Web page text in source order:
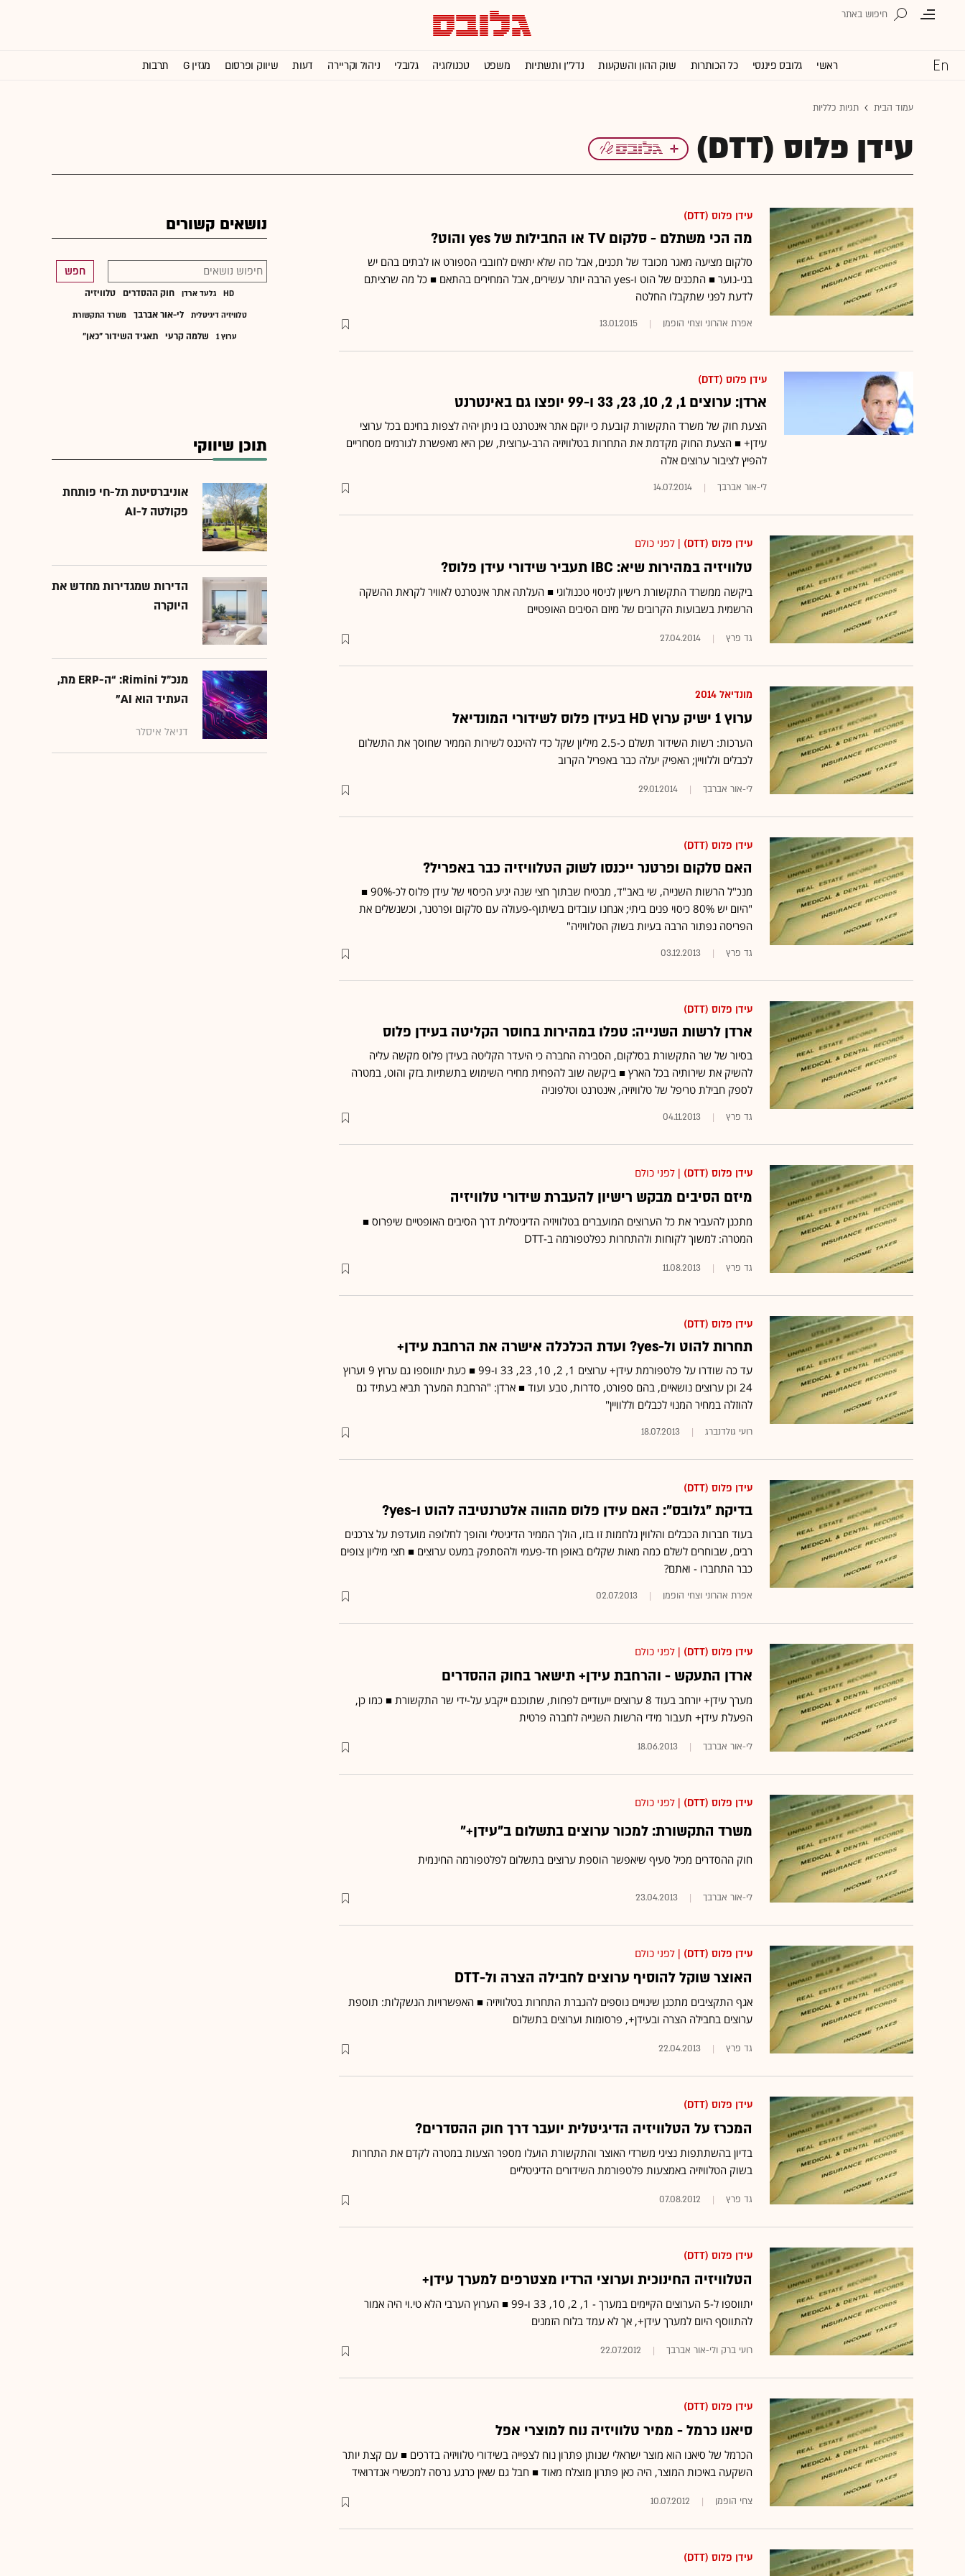
ראשי גלובס פיננסי כל הכותרות שוק ההון והשקעות נדל''ן ותשתיות משפט טכנולוגיה גלובלי ניהול וקריירה דעות שיווק ופרסום מגזין G תרבות
עמוד הבית תגיות כלליות
עידן פלוס (DTT)
עידן פלוס (DTT)
מה הכי משתלם - סלקום TV או החבילות של yes והוט?
סלקום מציעה מאגר מכובד של תכנים, אבל כזה שלא יתאים לחובבי הספורט או לבתים בהם יש
בני-נוער ■ התכנים של הוט ו-yes הרבה יותר עשירים, אבל המחירים בהתאם ■ כל מה שרציתם
לדעת לפני שתקבלו החלטה
אפרת אהרוני וצחי הופמן 13.01.2015
עידן פלוס (DTT)
ארדן: ערוצים 1, 2, 10, 23, 33 ו-99 יופצו גם באינטרנט
הצעת חוק של משרד התקשורת קובעת כי יוקם אתר אינטרנט בו ניתן יהיה לצפות בחינם בכל ערוצי
עידן+ ■ הצעת החוק מקדמת את התחרות בטלוויזיה הרב-ערוצית, שכן היא מאפשרת לגורמים מסחריים
להפיץ לציבור ערוצים אלה
לי-אור אברבך 14.07.2014
עידן פלוס (DTT) | לפני כולם
טלוויזיה במהירות שיא: IBC תעביר שידורי עידן פלוס?
ביקשה ממשרד התקשורת רישיון לניסוי טכנולוגי ■ העלתה אתר אינטרנט לאוויר לקראת ההשקה
הרשמית בשבועות הקרובים של מיזם הסיבים האופטיים
גד פרץ 27.04.2014
מונדיאל 2014
ערוץ 1 ישיק ערוץ HD בעידן פלוס לשידורי המונדיאל
הערכות: רשות השידור תשלם כ-2.5 מיליון שקל כדי להיכנס לשירות הממיר שחוסך את התשלום
לכבלים וללוויין; האפיק יעלה כבר באפריל הקרוב
לי-אור אברבך 29.01.2014
עידן פלוס (DTT)
האם סלקום ופרטנר ייכנסו לשוק הטלוויזיה כבר באפריל?
מנכ"ל הרשות השנייה, שי באב"ד, מבטיח שבתוך חצי שנה יגיע הכיסוי של עידן פלוס לכ-90% ■
"היום יש 80% כיסוי פנים ביתי; אנחנו עובדים בשיתוף-פעולה עם סלקום ופרטנר, וכשנשלים את
הפריסה נפתור הרבה בעיות בשוק הטלוויזיה"
גד פרץ 03.12.2013
עידן פלוס (DTT)
ארדן לרשות השנייה: טפלו במהירות בחוסר הקליטה בעידן פלוס
בסיור של שר התקשורת בסלקום, הסבירה החברה כי היעדר הקליטה בעידן פלוס מקשה עליה
להשיק את שירותיה בכל הארץ ■ ביקשה שוב להפחית מחירי השימוש בתשתיות בזק והוט, במטרה
לספק חבילת טריפל של טלוויזיה, אינטרנט וטלפוניה
גד פרץ 04.11.2013
עידן פלוס (DTT) | לפני כולם
מיזם הסיבים מבקש רישיון להעברת שידורי טלוויזיה
מתכנן להעביר את כל הערוצים המועברים בטלוויזיה הדיגיטלית דרך הסיבים האופטיים שיפרוס ■
המטרה: למשוך לקוחות ולהתחרות כפלטפורמה ב-DTT
גד פרץ 11.08.2013
עידן פלוס (DTT)
תחרות להוט ול-yes? ועדת הכלכלה אישרה את הרחבת עידן+
עד כה שודרו על פלטפורמת עידן+ ערוצים 1, 2, 10, 23, 33 ו-99 ■ כעת יתווספו גם ערוץ 9 וערוץ
24 וכן ערוצים נושאיים, בהם ספורט, סדרות, טבע ועוד ■ ארדן: "הרחבת המערך תביא בעתיד גם
להוזלה במחיר המנוי לכבלים וללוויין"
רועי גולדנברג 18.07.2013
עידן פלוס (DTT)
בדיקת "גלובס": האם עידן פלוס מהווה אלטרנטיבה להוט ו-yes?
בעוד חברות הכבלים והלווין נלחמות זו בזו, הולך הממיר הדיגיטלי והופך לחלופה מועדפת על צרכנים
רבים, שבוחרים לשלם כמה מאות שקלים באופן חד-פעמי ולהסתפק במעט ערוצים ■ חצי מיליון צופים
כבר התחברו - ואתם?
אפרת אהרוני וצחי הופמן 02.07.2013
עידן פלוס (DTT) | לפני כולם
ארדן התעקש - והרחבת עידן+ תישאר בחוק ההסדרים
מערך עידן+ יורחב בעוד 8 ערוצים ייעודיים לפחות, שתוכנם ייקבע על-ידי שר התקשורת ■ כמו כן,
הפעלת עידן+ תעבור מידי הרשות השנייה לחברה פרטית
לי-אור אברבך 18.06.2013
עידן פלוס (DTT) | לפני כולם
משרד התקשורת: למכור ערוצים בתשלום ב"עידן+"
חוק ההסדרים מכיל סעיף שיאפשר הוספת ערוצים בתשלום לפלטפורמה החינמית
לי-אור אברבך‏ 23.04.2013
עידן פלוס (DTT) | לפני כולם
האוצר שוקל להוסיף ערוצים לחבילה הצרה ול-DTT
אגף התקציבים מתכנן שינויים נוספים להגברת התחרות בטלוויזיה ■ האפשרויות הנשקלות: תוספת
ערוצים בחבילה הצרה ובעידן+, פרסומות וערוצים בתשלום
גד פרץ 22.04.2013
עידן פלוס (DTT)
המכרז על הטלוויזיה הדיגיטלית יועבר דרך חוק ההסדרים?
בדיון בהשתתפות נציגי משרדי האוצר והתקשורת הועלו מספר הצעות במטרה לקדם את התחרות
בשוק הטלוויזיה באמצעות פלטפורמת השידורים הדיגיטליים
גד פרץ 07.08.2012
עידן פלוס (DTT)
הטלוויזיה החינוכית וערוצי הרדיו מצטרפים למערך עידן+
יתווספו ל-5 הערוצים הקיימים במערך - 1, 2, 10, 33 ו-99 ■ הערוץ הערבי הלא טי.וי היה אמור
להתווסף היום למערך עידן+, אך לא עמד בלוח הזמנים
רועי ברק ולי-אור אברבך 22.07.2012
עידן פלוס (DTT)
סיאנו כרמל - ממיר טלוויזיה נוח למוצרי אפל
הכרמל של סיאנו הוא מוצר ישראלי שנותן פתרון נוח לצפייה בשידורי טלוויזיה בדרכים ■ עם קצת יותר
השקעה באיכות המוצר, היה כאן פתרון מוצלח מאוד ■ חבל גם שאין כרגע גרסה למכשירי אנדרואיד
צחי הופמן 10.07.2012
עידן פלוס (DTT)
נושאים קשורים
חפש
HD גלעד ארדן חוק ההסדרים טלוויזיה
טלוויזיה דיגיטלית לי-אור אברבך משרד התקשורת
ערוץ 1 שלמה קרעי תאגיד השידור "כאן"
תוכן שיווקי
אוניברסיטת תל-חי פותחת
פקולטה ל-AI
הדירות שמגדירות מחדש את
היוקרה
מנכ״ל Rimini: “ה-ERP מת,
העתיד הוא AI"
דניאל איסלר